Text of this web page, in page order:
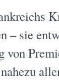
– sie
von